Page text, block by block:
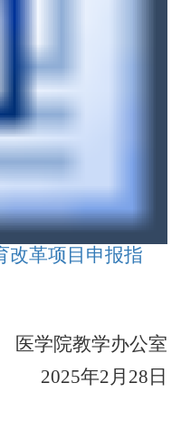
改革项目申报指
医学院教学办公室
2025年2月 28 日